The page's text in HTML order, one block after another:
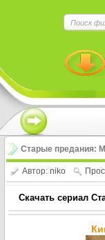
Старые предания:
Stories: Moses
Автор: niko
Скачать сериал
Нажмите на
!!!Если Вы с
троеточие в